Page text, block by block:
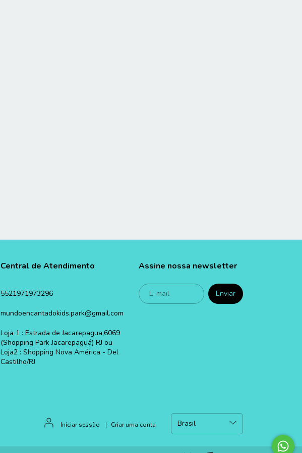
Central de Atendimento
5521971973296
mundoencantadokids.park@gmail.com
Loja 1 : Estrada de Jacarepagua,6069
(Shopping Park Jacarepaguá) RJ ou
Loja2 : Shopping Nova América - Del
Castilho/RJ
Assine nossa newsletter
Iniciar sessão | Criar uma conta